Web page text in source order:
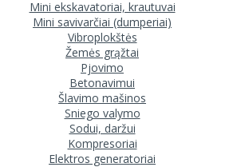
Mini ekskavatoriai, krautuvai
Mini savivarčiai (dumperiai)
Vibroplokštės
Žemės grąžtai
Pjovimo
Betonavimui
Šlavimo mašinos
Sniego valymo
Sodui, daržui
Kompresoriai
Elektros generatoriai